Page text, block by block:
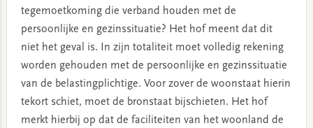
tegemoetkoming die verband houden met de
persoonlijke en gezinssituatie? Het hof meent dat dit
niet het geval is. In zijn totaliteit moet volledig rekening
worden gehouden met de persoonlijke en gezinssituatie
van de belastingplichtige. Voor zover de woonstaat hierin
tekort schiet, moet de bronstaat bijschieten. Het hof
merkt hierbij op dat de faciliteiten van het woonland de